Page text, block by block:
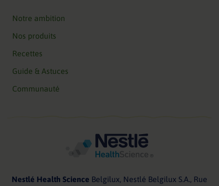
Notre ambition
Nos produits
Recettes
Guide & Astuces
Communauté
Nestlé Health Science Belgilux, Nestlé Belgilux S.A., Rue